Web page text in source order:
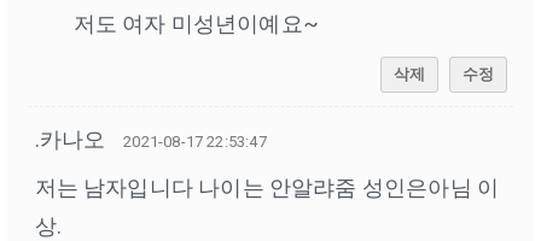
저도 여자 미성년이예요~
삭제 수정
.카나오 2021-08-17 22:53:47
저는 남자입니다 나이는 안알랴줌 성인은아님 이
상.